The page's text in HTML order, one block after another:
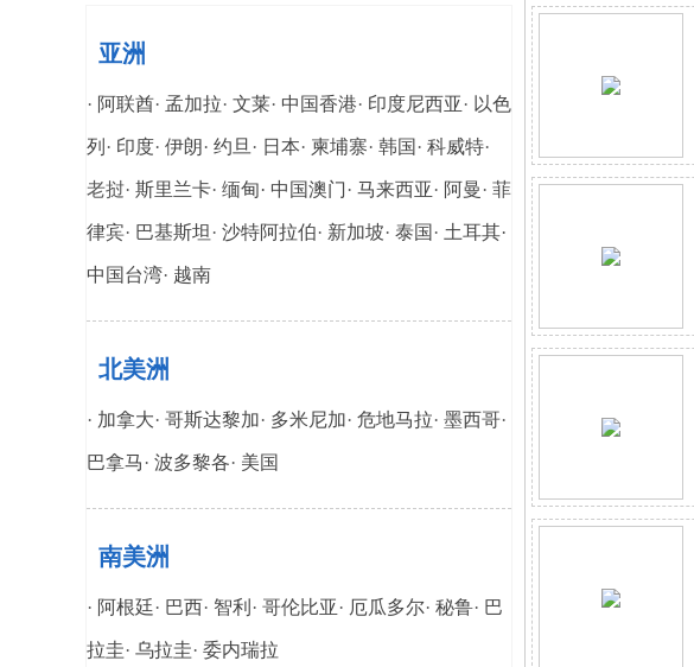
亚洲
· 阿联酋· 孟加拉· 文莱· 中国香港· 印度尼西亚 · 以色
列 · 印度· 伊朗 · 约旦 · 日本· 柬埔寨· 韩国 · 科威特·
老挝· 斯里兰卡· 缅甸· 中国澳门 · 马来西亚 · 阿曼 · 菲
律宾· 巴基斯坦 · 沙特阿拉伯· 新加坡· 泰国 · 土耳其·
中国台湾· 越南
北美洲
· 加拿大· 哥斯达黎加· 多米尼加· 危地马拉· 墨西哥·
巴拿马 · 波多黎各· 美国
南美洲
· 阿根廷· 巴西· 智利 · 哥伦比亚 · 厄瓜多尔· 秘鲁· 巴
拉圭· 乌拉圭· 委内瑞拉